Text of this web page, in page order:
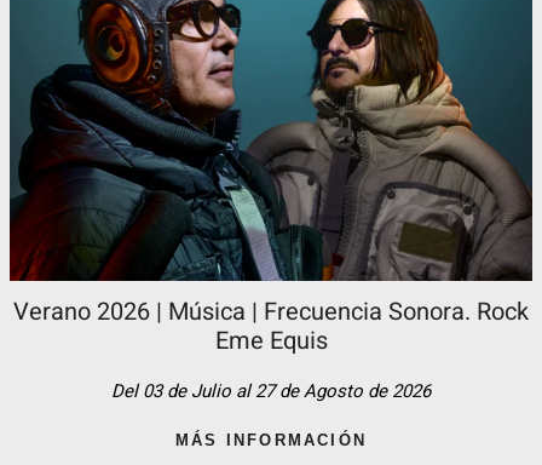
Verano 2026 | Música | Frecuencia Sonora. Rock
Eme Equis
Del 03 de Julio al 27 de Agosto de 2026
MÁS INFORMACIÓN